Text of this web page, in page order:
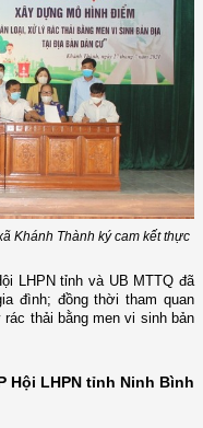
Khánh Thành ký cam kết thực
LHPN tỉnh và UB MTTQ đã
đình; đồng thờitham quan
thải bằng men vi sinh bản
Hội LHPN tỉnh Ninh Bình